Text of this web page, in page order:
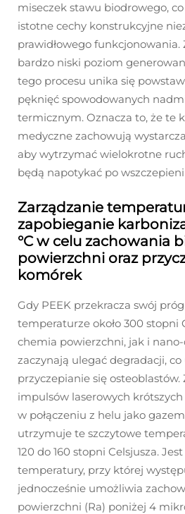
miseczek stawu biodrowego,
istotne cechy konstrukcyjne
prawidłowego funkcjonowania.
bardzo niski poziom
tego procesu unika się
pęknięć spowodowanych
termicznym. Oznacza to, że te
medyczne zachowują
aby wytrzymać wielokrotne
będą napotykać po
Zarządzanie
zapobieganie
°C w celu zachowania
powierzchni oraz
komórek
Gdy PEEK przekracza swój
temperaturze około 300 stopni
chemia powierzchni, jak i
zaczynają ulegać degradacji,
przyczepianie się osteoblastów.
impulsów laserowych
w połączeniu z helu jako
utrzymuje te szczytowe
120 do 160 stopni Celsjusza.
temperatury, przy której
jednocześnie umożliwia
powierzchni (Ra) poniżej 4